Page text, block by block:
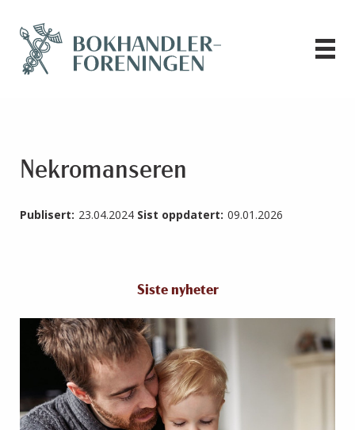
Nekromanseren
Publisert: 23.04.2024 Sist oppdatert: 09.01.2026
Siste nyheter